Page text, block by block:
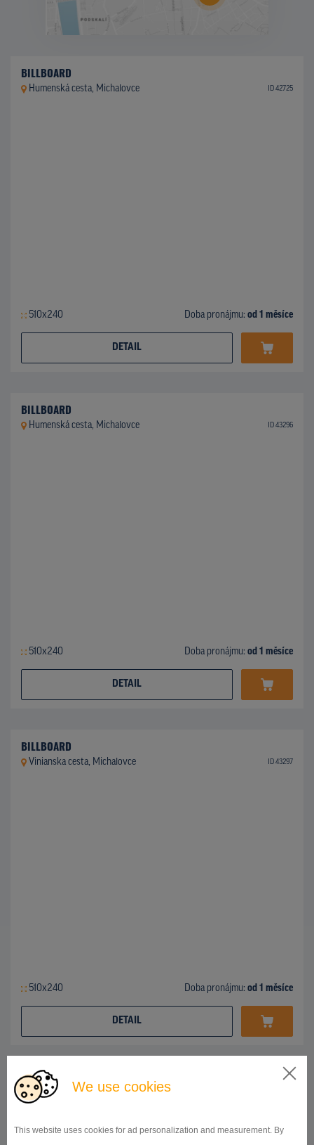
We use cookies
This website uses cookies for ad personalization and measurement. By
BILLBOARD
Humenská cesta, Michalovce ID 42725
510x240 Doba pronájmu: od 1 měsíce
DETAIL
BILLBOARD
Humenská cesta, Michalovce ID 43296
510x240 Doba pronájmu: od 1 měsíce
DETAIL
BILLBOARD
Vinianska cesta, Michalovce ID 43297
510x240 Doba pronájmu: od 1 měsíce
DETAIL
BILLBOARD
Vinianska cesta, Michalovce